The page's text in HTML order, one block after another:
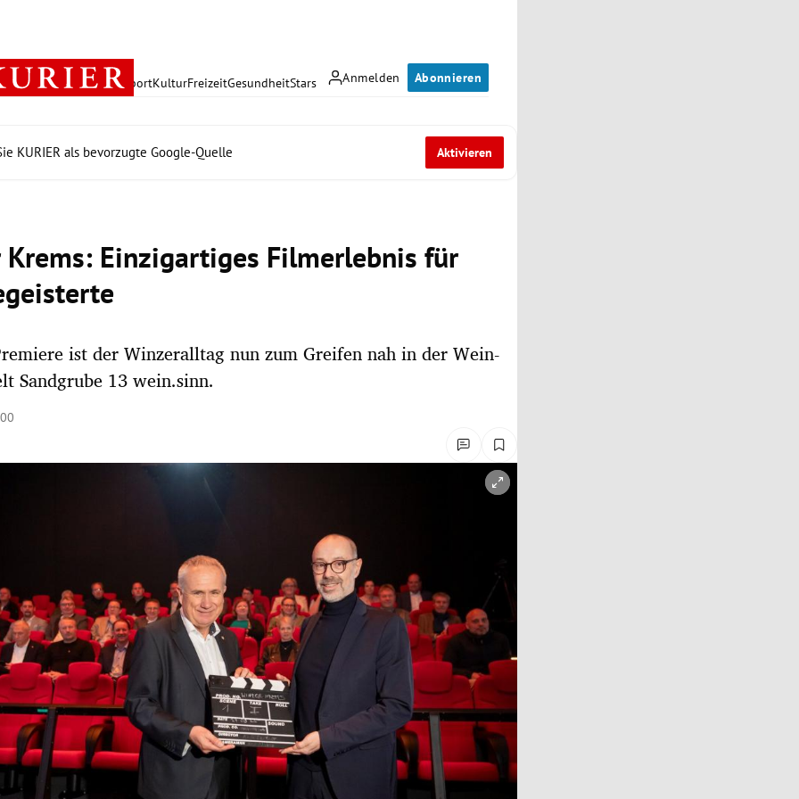
Anmelden Abonnieren
PolitikWirtschaft SportKulturFreizeitGesundheitStars
KURIER als bevorzugte Google-Quelle Aktivieren
Krems: Einzigartiges Filmerlebnis für
ist der Winzeralltag nun zum Greifen nah in der Wein-
Sandgrube 13 wein.sinn.
öffnen/schließen